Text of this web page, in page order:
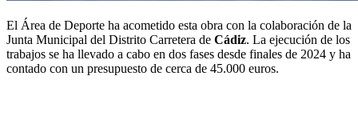
El Área de Deporte ha acometido esta obra con la colaboración de la
Junta Municipal del Distrito Carretera de Cádiz. La ejecución de los
trabajos se ha llevado a cabo en dos fases desde finales de 2024 y ha
contado con un presupuesto de cerca de 45.000 euros.